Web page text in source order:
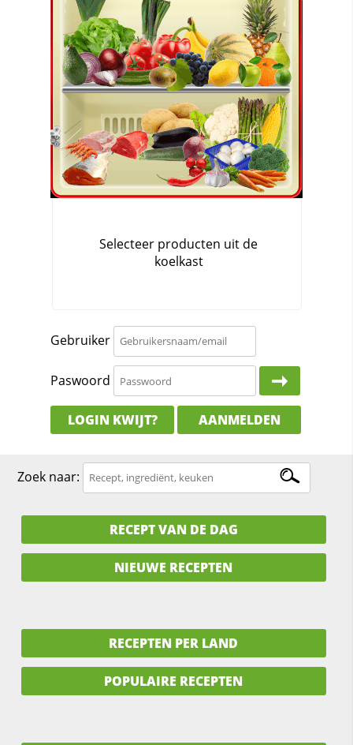
Gebruiker
Paswoord
LOGIN KWIJT? AANMELDEN
Zoek naar:
RECEPT VAN DE DAG
NIEUWE RECEPTEN
RECEPTEN PER LAND
POPULAIRE RECEPTEN